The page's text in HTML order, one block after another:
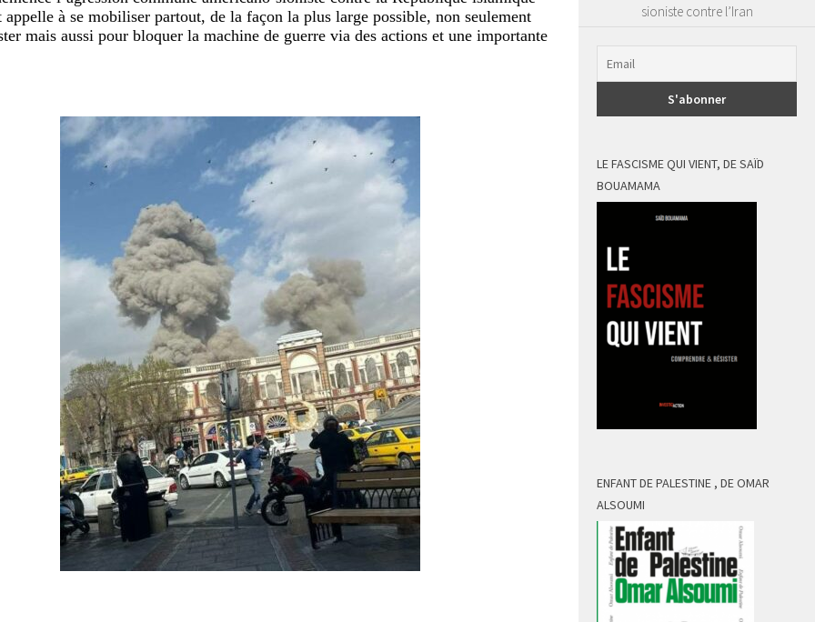
appelle à se mobiliser partout, de la façon la plus large possible, non seulement
mais aussi pour bloquer la machine de guerre via des actions et une importante
sioniste contre l’Iran
LE FASCISME QUI VIENT, DE SAÏD
BOUAMAMA
ENFANT DE PALESTINE , DE OMAR
ALSOUMI